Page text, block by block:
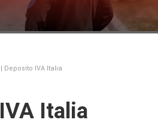
| Deposito IVA Italia
IVA Italia